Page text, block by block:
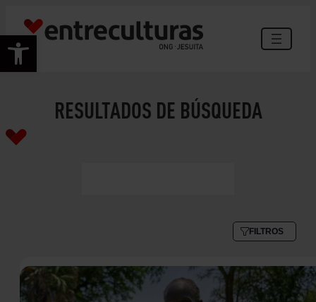
Abrir barra de herramientas
RESULTADOS DE BÚSQUEDA
FILTROS